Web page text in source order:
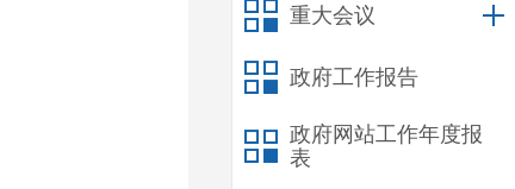
重大会议
政府工作报告
政府网站工作年度报
表